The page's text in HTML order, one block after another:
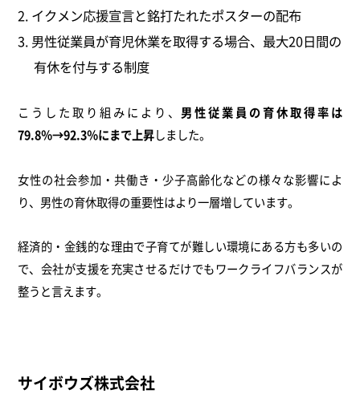
イクメン応援宣言と銘打たれたポスターの配布
男性従業員が育児休業を取得する場合、最大20日間の
有休を付与する制度
こうした取り組みにより、男性従業員の育休取得率は
79.8％→92.3％にまで上昇しました。
女性の社会参加・共働き・少子高齢化などの様々な影響によ
り、男性の育休取得の重要性はより一層増しています。
経済的・金銭的な理由で子育てが難しい環境にある方も多いの
で、会社が支援を充実させるだけでもワークライフバランスが
整うと言えます。
サイボウズ株式会社